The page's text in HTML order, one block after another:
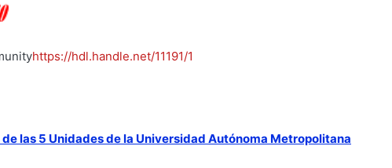
https://hdl.handle.net/11191/1
las 5 Unidades de la Universidad Autónoma Metropolitana